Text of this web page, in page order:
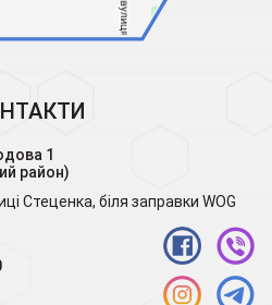
1
район)
Стеценка, біля заправки WOG